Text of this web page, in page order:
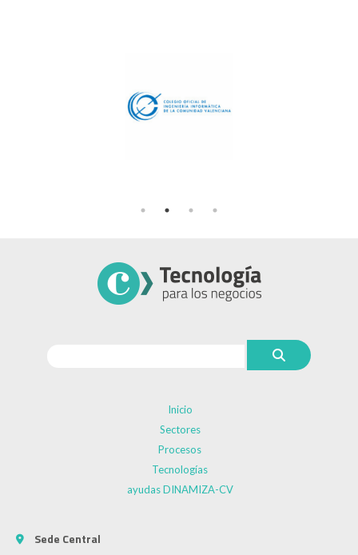
Inicio
Sectores
Procesos
Tecnologías
ayudas DINAMIZA-CV
Sede Central